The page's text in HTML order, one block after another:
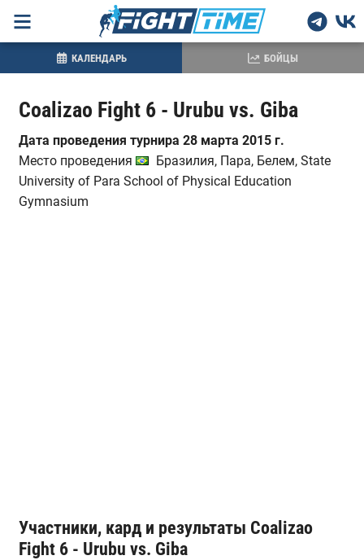
Coalizao Fight 6 - Urubu vs. Giba
Дата проведения турнира 28 марта 2015 г.
Место проведения
Бразилия, Пара, Белем, State
University of Para School of Physical Education
Gymnasium
Участники, кард и результаты Coalizao
Fight 6 - Urubu vs. Giba
КАЛЕНДАРЬ БОЙЦЫ